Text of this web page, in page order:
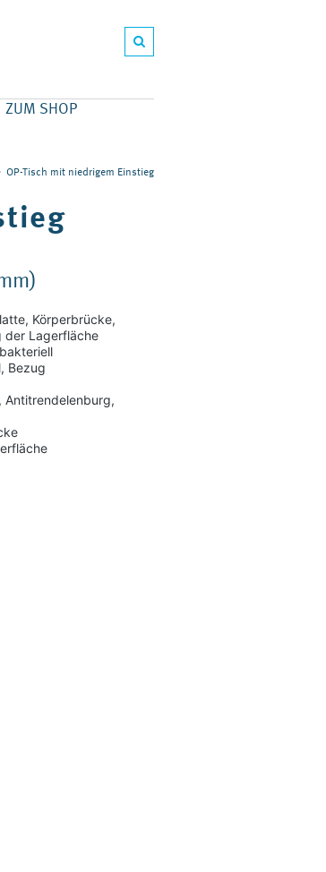
ZUM SHOP
OP-Tisch mit niedrigem Einstieg
Körperbrücke,
der Lagerfläche
Bezug
Antitrendelenburg,